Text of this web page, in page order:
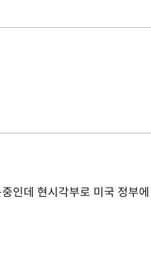
인데 현시각부로 미국 정부